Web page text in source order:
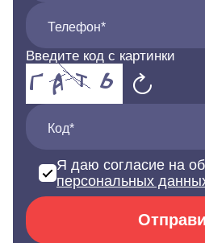
Телефон*
Введите код с картинки
Код*
Я даю согласие на
персональных